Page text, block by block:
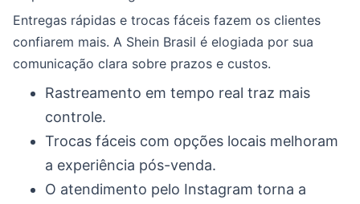
Entregas rápidas e trocas fáceis fazem os clientes
confiarem mais. A Shein Brasil é elogiada por sua
comunicação clara sobre prazos e custos.
Rastreamento em tempo real traz mais
controle.
Trocas fáceis com opções locais melhoram
a experiência pós-venda.
O atendimento pelo Instagram torna a